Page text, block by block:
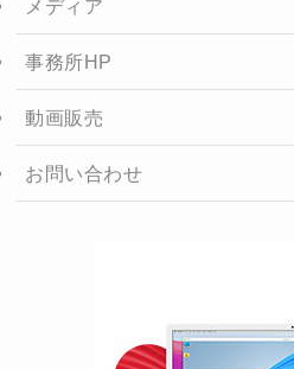
メディア
事務所HP
動画販売
お問い合わせ